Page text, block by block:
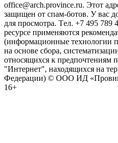
office@arch.province.ru. Этот
защищен от спам-ботов. У вас
для просмотра. Tел. +7 495
ресурсе применяются
(информационные технологии
на основе сбора,
относящихся к предпочтениям
"Интернет", находящихся на
Федерации) © ООО ИД
16+